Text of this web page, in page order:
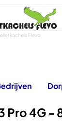
Flevo
Pro 4G -